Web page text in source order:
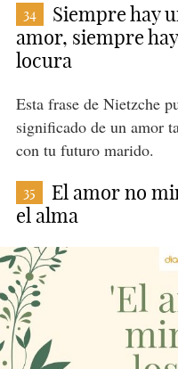
34
Siempre hay
amor, siempre
locura
Esta frase de Nietzche
significado de un amor
con tu futuro marido.
35
El amor no
el alma